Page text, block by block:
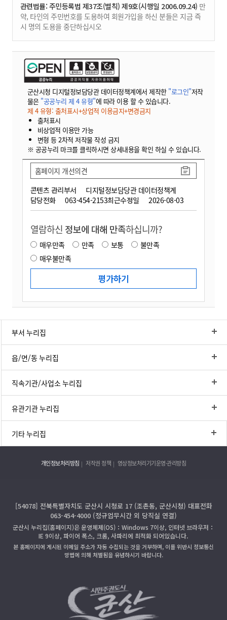
관련법률: 주민등록법 제37조(벌칙) 제9호(시행일 2006.09.24) 만
약, 타인의 주민번호를 도용하여 회원가입을 하신 분들은 지금 즉
시 명의 도용을 중단하십시오
군산시청 디지털정보담당관 데이터정책계에서 제작한 "로그인"저작
물은 "공공누리 제 4 유형"에 따라 이용 할 수 있습니다.
제 4 유형: 출처표시+상업적 이용금지+변경금지
출처표시
비상업적 이용만 가능
변형 등 2차적 저작물 작성 금지
※ 공공누리 마크를 클릭하시면 상세내용을 확인 하실 수 있습니다.
콘텐츠 관리부서
디지털정보담당관 데이터정책계
담당전화
063-454-2153최근수정일 2026-08-03
홈페이지 개선의견
열람하신 정보에 대해 만족하십니까?
매우만족 만족 보통
불만족
매우불만족
부서 누리집
읍/면/동 누리집
직속기관/사업소 누리집
유관기관 누리집
기타 누리집
개인정보처리방침 저작권 정책 영상정보처리기기운영·관리방침
[54078] 전북특별자치도 군산시 시청로 17 (조촌동, 군산시청) 대표전화
063-454-4000 (정규업무시간 외 당직실 연결)
군산시 누리집(홈페이지)은 운영체제(OS)：Windows 7이상, 인터넷 브라우저：
IE 9이상, 파이어 폭스, 크롬, 사파리에 최적화 되어있습니다.
본 홈페이지에 게시된 이메일 주소가 자동 수집되는 것을 거부하며, 이를 위반시 정보통신
망법에 의해 처벌됨을 유념하시기 바랍니다.